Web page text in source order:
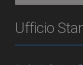
Ufficio